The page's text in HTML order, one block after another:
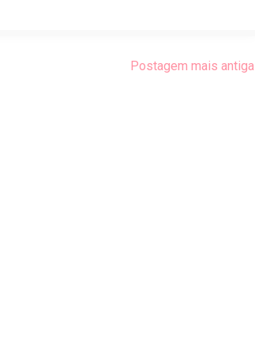
Postagem mais antiga